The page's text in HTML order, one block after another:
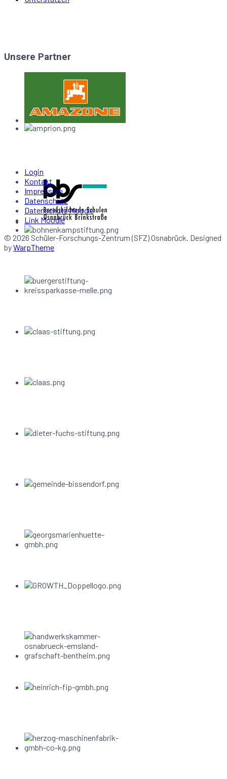
Unsere Partner
Login
Kontakt
Impressum
Datenschutz
Datenschutz Moodle
Link Moodle
© 2026 Schüler-Forschungs-Zentrum (SFZ) Osnabrück. Designed
byWarpTheme